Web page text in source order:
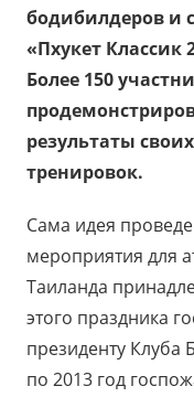
бодибилдеров и
«Пхукет Классик
Более 150
результаты
тренировок.
Сама идея
мероприятия для
Таиланда
этого праздника
президенту Клуба
по 2013 год